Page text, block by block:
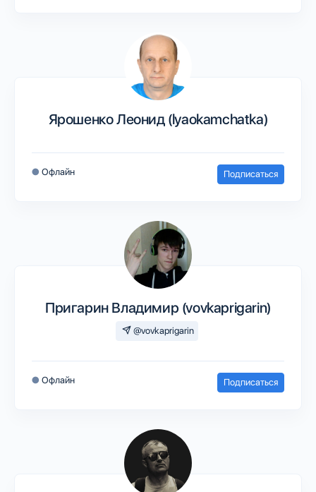
Ярошенко Леонид (lyaokamchatka)
● Офлайн Подписаться
Пригарин Владимир (vovkaprigarin)
@vovkaprigarin
● Офлайн Подписаться